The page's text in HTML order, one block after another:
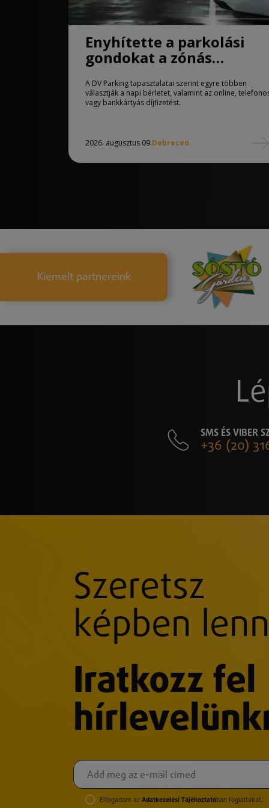
Enyhítette a parkolási
gondokat a zónás
rendszer Debrecenben
A DV Parking tapasztalatai szerint egyre többen
választják a napi bérletet, valamint az online,
vagy bankkártyás díjfizetést.
2026. augusztus 09.Debrecen
Kiemelt partnereink
SMS ÉS VIBER
+36 (20)
Szeretsz
képben
Iratkozz fel
Elfogadom az Adatkezelési Tájékoztatóban foglaltakat.